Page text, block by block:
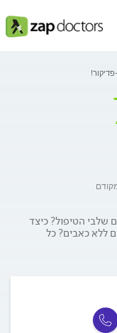
שלבי הטיפול? כיצד
ללא כאבים? כל